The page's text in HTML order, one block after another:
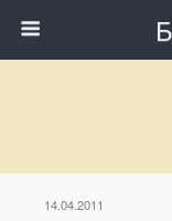
14.04.2011